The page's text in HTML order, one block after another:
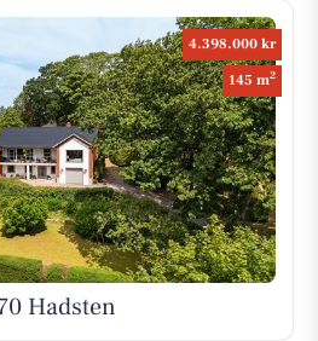
4.398.000 kr
145 m2
Hadsten